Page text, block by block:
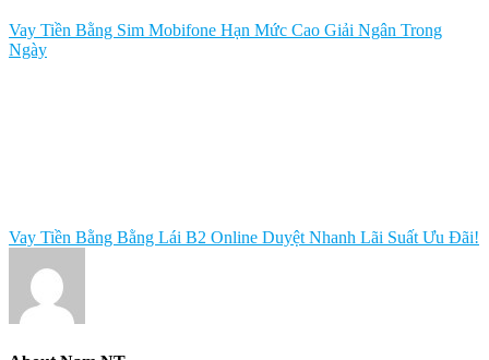
Vay Tiền Bằng Sim Mobifone Hạn Mức Cao Giải Ngân Trong
Ngày
Vay Tiền Bằng Bằng Lái B2 Online Duyệt Nhanh Lãi Suất Ưu Đãi!